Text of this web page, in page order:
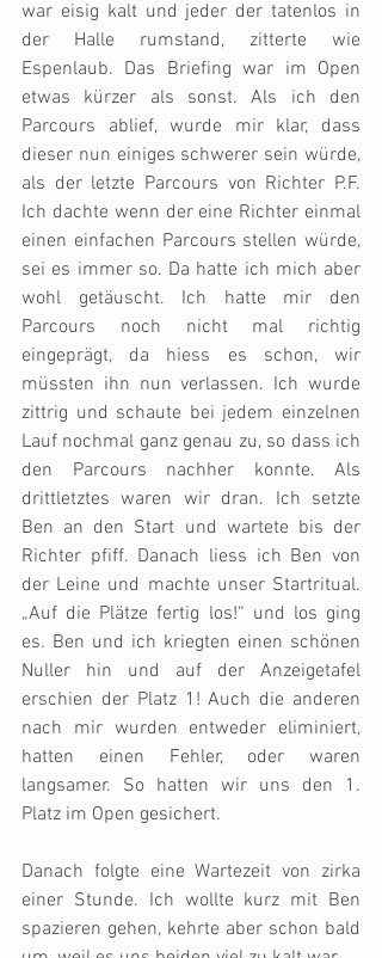
war eisig kalt und jeder der tatenlos in
der Halle rumstand, zitterte wie
Espenlaub. Das Briefing war im Open
etwas kürzer als sonst. Als ich den
Parcours ablief, wurde mir klar, dass
dieser nun einiges schwerer sein würde,
als der letzte Parcours von Richter P.F.
Ich dachte wenn der eine Richter einmal
einen einfachen Parcours stellen würde,
sei es immer so. Da hatte ich mich aber
wohl getäuscht. Ich hatte mir den
Parcours noch nicht mal richtig
eingeprägt, da hiess es schon, wir
müssten ihn nun verlassen. Ich wurde
zittrig und schaute bei jedem einzelnen
Lauf nochmal ganz genau zu, so dass ich
den Parcours nachher konnte. Als
drittletztes waren wir dran. Ich setzte
Ben an den Start und wartete bis der
Richter pfiff. Danach liess ich Ben von
der Leine und machte unser Startritual.
„Auf die Plätze fertig los!“ und los ging
es. Ben und ich kriegten einen schönen
Nuller hin und auf der Anzeigetafel
erschien der Platz 1! Auch die anderen
nach mir wurden entweder eliminiert,
hatten einen Fehler, oder waren
langsamer. So hatten wir uns den 1.
Platz im Open gesichert.
Danach folgte eine Wartezeit von zirka
einer Stunde. Ich wollte kurz mit Ben
spazieren gehen, kehrte aber schon bald